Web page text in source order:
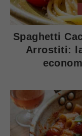
Spaghetti
Arrostiti: